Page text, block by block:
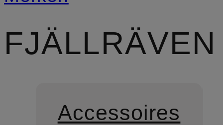
FJÄLLRÄVEN
Accessoires